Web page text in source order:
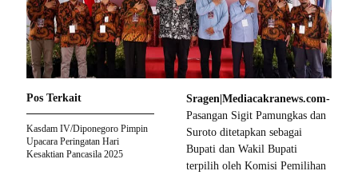
Sragen|Mediacakranews.com-
Pasangan Sigit Pamungkas dan
Suroto ditetapkan sebagai
Bupati dan Wakil Bupati
terpilih oleh Komisi Pemilihan
Pos Terkait
Kasdam IV/Diponegoro Pimpin
Upacara Peringatan Hari
Kesaktian Pancasila 2025